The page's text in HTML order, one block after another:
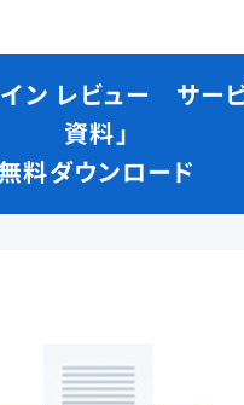
イン レビュー サー
資料」
料ダウンロード